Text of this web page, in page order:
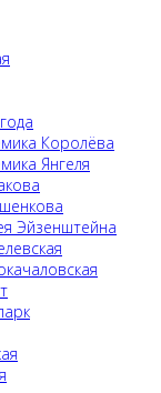
Королёва
Янгеля
Эйзенштейна